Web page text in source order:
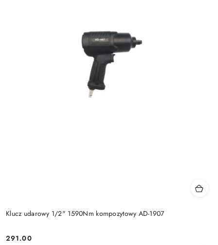
Klucz udarowy 1/2" 1590Nm kompozytowy AD-1907
291.00